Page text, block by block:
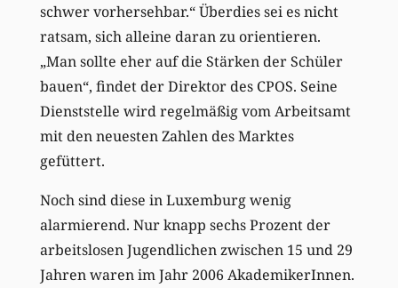
schwer vorhersehbar.“ Überdies sei es nicht
ratsam, sich alleine daran zu orientieren.
„Man sollte eher auf die Stärken der Schüler
bauen“, findet der Direktor des CPOS. Seine
Dienststelle wird regelmäßig vom Arbeitsamt
mit den neuesten Zahlen des Marktes
gefüttert.
Noch sind diese in Luxemburg wenig
alarmierend. Nur knapp sechs Prozent der
arbeitslosen Jugendlichen zwischen 15 und 29
Jahren waren im Jahr 2006 AkademikerInnen.